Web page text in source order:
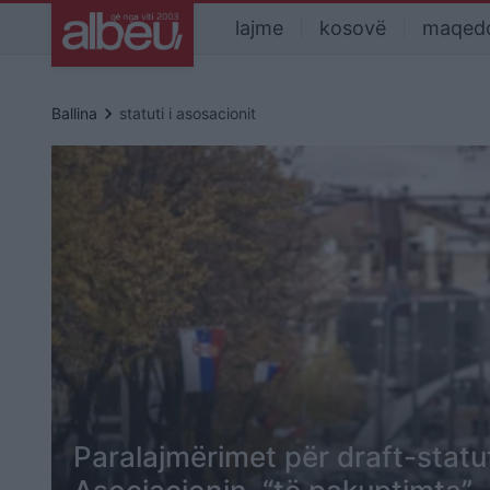
lajme kosovë
Ballina keyboard_arrow_right statuti i asosacionit
Paralajmërimet për draft-